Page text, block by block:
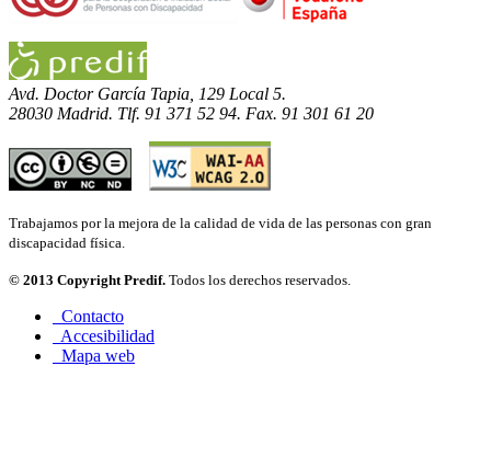
Avd. Doctor García Tapia, 129 Local 5.
28030 Madrid. Tlf. 91 371 52 94. Fax. 91 301 61 20
Trabajamos por la mejora de la calidad de vida de las personas con gran
discapacidad física.
© 2013 Copyright Predif. Todos los derechos reservados.
Contacto
Accesibilidad
Mapa web